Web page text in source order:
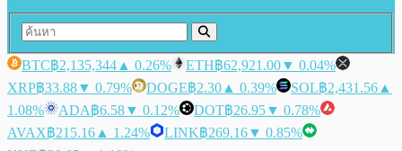
BTC฿2,135,344 ▲ 0.26% ETH฿62,921.00▼ 0.04%
XRP฿33.88▼ 0.79% DOGE฿2.30 ▲ 0.39% SOL฿2,431.56 ▲
1.08%
ADA฿6.58▼ 0.12% DOT฿26.95▼ 0.78%
AVAX฿215.16 ▲ 1.24% LINK฿269.16▼ 0.85%